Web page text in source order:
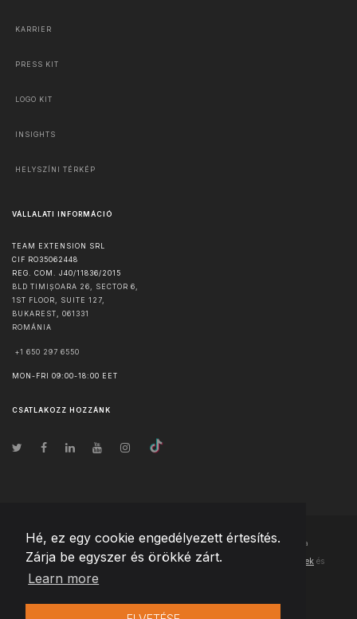
Hé, ez egy cookie engedélyezett értesítés.
Zárja be egyszer és örökké zárt.
Learn more
KARRIER
PRESS KIT
LOGO KIT
INSIGHTS
HELYSZÍNI TÉRKÉP
VÁLLALATI INFORMÁCIÓ
TEAM EXTENSION SRL
CIF RO35062448
REG. COM. J40/11836/2015
BLD TIMIȘOARA 26, SECTOR 6,
1ST FLOOR, SUITE 127,
BUKAREST
061331
ROMÁNIA
+1 650 297 6550
MON-FRI 09:00-18:00 EET
CSATLAKOZZ HOZZÁNK
© Szerzői jog2026 Team Extension Hungary- Minden jog fenntartva
Changelog ● Ezen webhely használatával elfogadja Használati feltételek és